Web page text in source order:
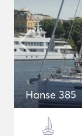
Hanse 385